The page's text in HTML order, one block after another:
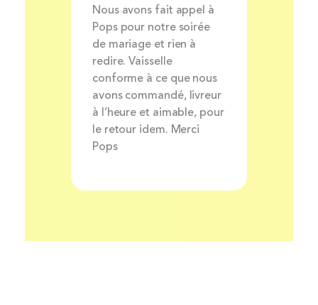
Nous avons fait appel à
Pops pour notre soirée
de mariage et rien à
redire. Vaisselle
conforme à ce que nous
avons commandé, livreur
à l’heure et aimable, pour
le retour idem. Merci
Pops